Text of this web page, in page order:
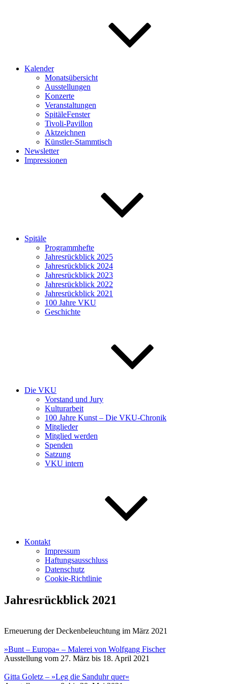
Kalender
Monatsübersicht
Ausstellungen
Konzerte
Veranstaltungen
SpitäleFenster
Tivoli-Pavillon
Aktzeichnen
Künstler-Stammtisch
Newsletter
Impressionen
Spitäle
Programmhefte
Jahresrückblick 2025
Jahresrückblick 2024
Jahresrückblick 2023
Jahresrückblick 2022
Jahresrückblick 2021
100 Jahre VKU
Geschichte
Die VKU
Vorstand und Jury
Kulturarbeit
100 Jahre Kunst – Die VKU-Chronik
Mitglieder
Mitglied werden
Spenden
Satzung
VKU intern
Kontakt
Impressum
Haftungsausschluss
Datenschutz
Cookie-Richtlinie
Jahresrückblick 2021
Erneuerung der Deckenbeleuchtung im März 2021
»Bunt – Europa« – Malerei von Wolfgang Fischer
Ausstellung vom 27. März bis 18. April 2021
Gitta Goletz – »Leg die Sanduhr quer«